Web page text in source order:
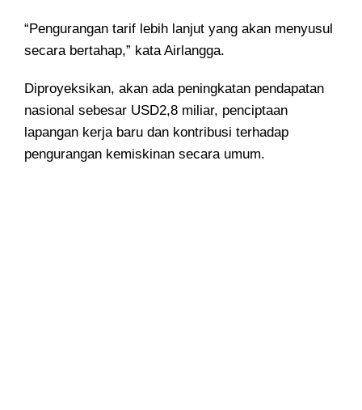
“Pengurangan tarif lebih lanjut yang akan menyusul
secara bertahap,” kata Airlangga.
Diproyeksikan, akan ada peningkatan pendapatan
nasional sebesar USD2,8 miliar, penciptaan
lapangan kerja baru dan kontribusi terhadap
pengurangan kemiskinan secara umum.